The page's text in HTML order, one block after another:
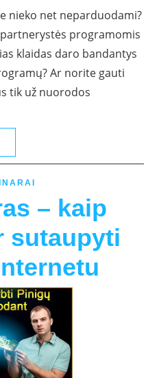
nieko net neparduodami?
programomis
klaidas daro bandantys
Ar norite gauti
tik už nuorodos
– kaip
sutaupyti